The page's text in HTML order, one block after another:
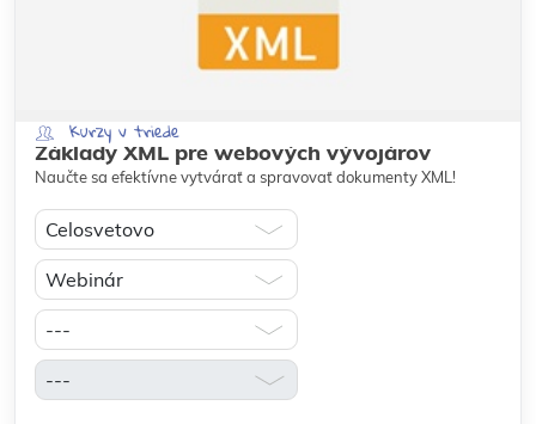
Kurzy v triede
Základy XML pre webových vývojárov
Naučte sa efektívne vytvárať a spravovať dokumenty XML!